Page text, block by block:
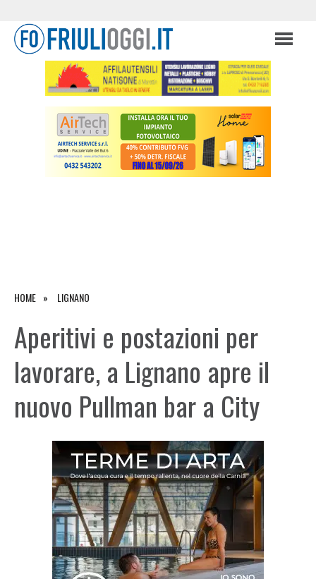
HOME LIGNANO
Aperitivi e postazioni per
lavorare, a Lignano apre il
nuovo Pullman bar a City